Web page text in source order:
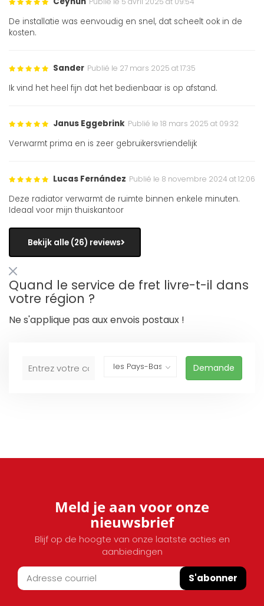
De installatie was eenvoudig en snel, dat scheelt ook in de
kosten.
Sander Publié le 27 mars 2025 at 17:35
Ik vind het heel fijn dat het bedienbaar is op afstand.
Janus Eggebrink Publié le 18 mars 2025 at 09:32
Verwarmt prima en is zeer gebruikersvriendelijk
Lucas Fernández Publié le 8 novembre 2024 at 12:06
Deze radiator verwarmt de ruimte binnen enkele minuten.
Ideaal voor mijn thuiskantoor
Bekijk alle (26) reviews
Quand le service de fret livre-t-il dans
votre région ?
Ne s'applique pas aux envois postaux !
Demande
Meld je aan voor onze
nieuwsbrief
Blijf op de hoogte van onze laatste acties en
aanbiedingen
S'abonner